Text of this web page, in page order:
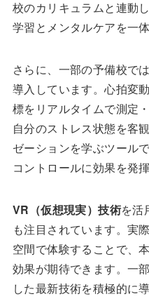
校のカリキュラムと連動
学習とメンタルケアを一
さらに、一部の予備校で
導入しています。心拍変
標をリアルタイムで測定
自分のストレス状態を客
ゼーションを学ぶツール
コントロールに効果を発揮
VR（仮想現実）技術を活
も注目されています。実
空間で体験することで、
効果が期待できます。一
した最新技術を積極的に